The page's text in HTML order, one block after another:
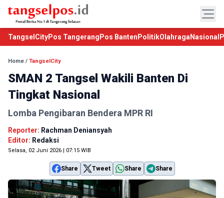
TangselCityPos Tangerang Pos Banten PolitikOlahraga Nasional
Home / TangselCity
SMAN 2 Tangsel Wakili Banten Di
Tingkat Nasional
Lomba Pengibaran Bendera MPR RI
Reporter: Rachman Deniansyah
Editor: Redaksi
Selasa, 02 Juni 2026 | 07:15 WIB
Share Tweet Share Share